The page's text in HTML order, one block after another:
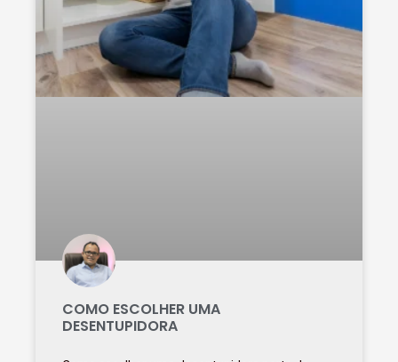
COMO ESCOLHER UMA
DESENTUPIDORA